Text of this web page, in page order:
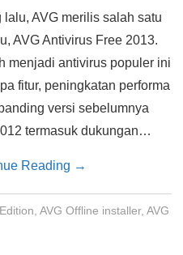
AVG merilis salah satu
AVG Antivirus Free 2013.
menjadi antivirus populer ini
fitur, peningkatan performa
versi sebelumnya
termasuk dukungan…
Reading →
AVG Offline installer, AVG